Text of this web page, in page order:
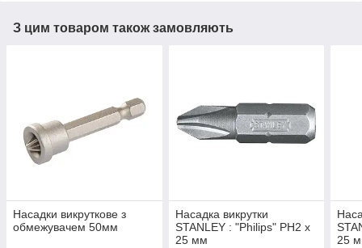
З цим товаром також замовляють
Насадки викруткове з
обмежувачем 50мм
Насадка викрутки
STANLEY : "Philips" PH2 х
25 мм
25